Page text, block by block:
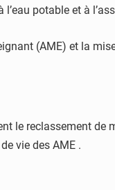
potable et à
(AME) et la
le reclassement de
vie des AME .